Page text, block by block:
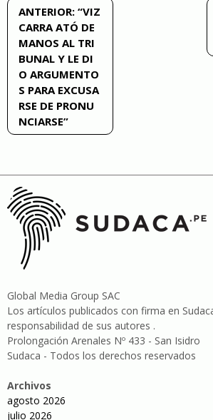
Navegación
de
entradas
ANTERIOR: “VIZ
CARRA ATÓ DE
MANOS AL TRI
BUNAL Y LE DI
O ARGUMENTO
S PARA EXCUSA
RSE DE PRONU
NCIARSE”
Global Media Group SAC
Los artículos publicados con firma en
responsabilidad de sus autores .
Prolongación Arenales Nº 433 - San Isidro
Sudaca - Todos los derechos reservados
Archivos
agosto 2026
julio 2026